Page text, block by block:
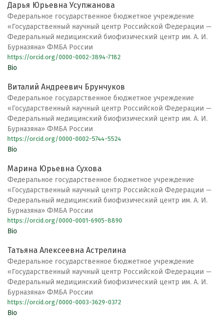
Дарья Юрьевна Усупжанова
Федеральное государственное бюджетное учреждение
«Государственный научный центр Российской Федерации —
Федеральный медицинский биофизический центр им. А. И.
Бурназяна» ФМБА России
https://orcid.org/0000-0002-3894-7182
Bio
Виталий Андреевич Брунчуков
Федеральное государственное бюджетное учреждение
«Государственный научный центр Российской Федерации —
Федеральный медицинский биофизический центр им. А. И.
Бурназяна» ФМБА России
https://orcid.org/0000-0002-5744-5524
Bio
Марина Юрьевна Сухова
Федеральное государственное бюджетное учреждение
«Государственный научный центр Российской Федерации —
Федеральный медицинский биофизический центр им. А. И.
Бурназяна» ФМБА России
https://orcid.org/0000-0001-6905-8890
Bio
Татьяна Алексеевна Астрелина
Федеральное государственное бюджетное учреждение
«Государственный научный центр Российской Федерации —
Федеральный медицинский биофизический центр им. А. И.
Бурназяна» ФМБА России
https://orcid.org/0000-0003-3629-0372
Bio